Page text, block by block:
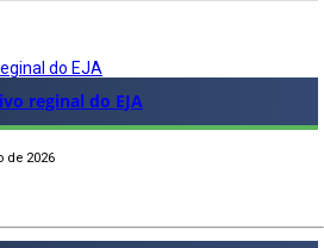
do EJA
reginal do EJA
de 2026